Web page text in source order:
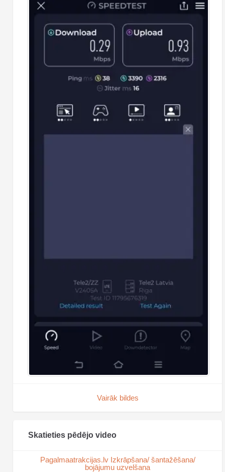
Vairāk bildes
Skatieties pēdējo video
Pagalmaatrakcijas.lv Izkrāpšana/ šantažēšana/
bojājumu uzvelšana